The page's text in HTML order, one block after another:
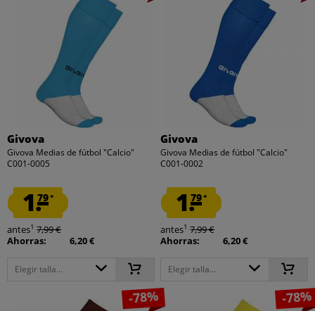
Givova
Givova Medias de fútbol "Calcio"
C001-0005
1.79*
antes1 7,99 €
Ahorras:
6,20 €
Elegir talla...
Givova
Givova Medias de fútbol "Calcio"
C001-0002
1.79*
antes1 7,99 €
Ahorras:
6,20 €
Elegir talla...
-78% -78%